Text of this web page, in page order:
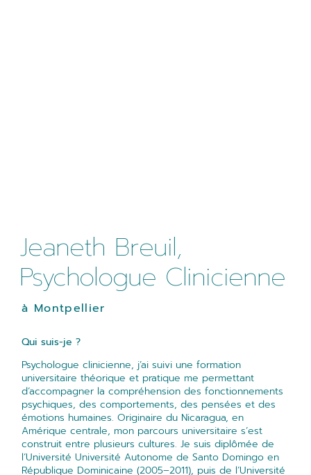
Jeaneth Breuil,
Psychologue Clinicienne
à Montpellier
Qui suis-je ?
Psychologue clinicienne, j’ai suivi une formation
universitaire théorique et pratique me permettant
d’accompagner la compréhension des fonctionnements
psychiques, des comportements, des pensées et des
émotions humaines. Originaire du Nicaragua, en
Amérique centrale, mon parcours universitaire s’est
construit entre plusieurs cultures. Je suis diplômée de
l’Université Université Autonome de Santo Domingo en
République Dominicaine (2005–2011), puis de l’Université